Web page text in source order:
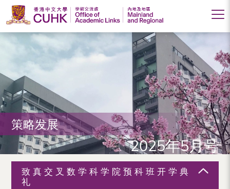
香
港
中
文
大
学
学
术
策略发展
2025年5月号
致真交叉数学科学院预科班开学典
礼